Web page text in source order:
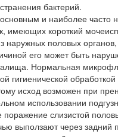
бактерий.
и наиболее часто
имеющих короткий
наружных половых
его может быть
Нормальная
гигиенической
исход возможен при
использовании
поражение слизи­стой
выползают через задний